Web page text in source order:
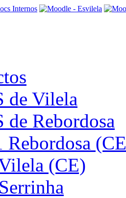
de Vilela
de Rebordosa
Rebordosa
(CE)